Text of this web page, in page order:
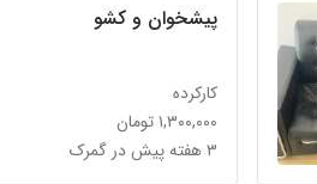
پیشخوان و کشو
کارکرده
۱,۳۰۰,۰۰۰ تومان
۳ هفته پیش در گمرک